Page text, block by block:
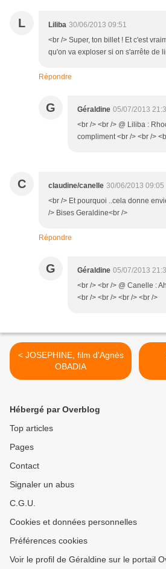
L Liliba 30/06/2013 09:51
<br /> Super, ton billet ! Et c'est
qu'on va exploser si on s'arrête de
Répondre
G Géraldine 05/07/2013
<br /> <br /> @ Liliba :
compliment <br /> <br />
C claudine/canelle 30/06/2013 09:05
<br /> Et pourquoi ..cela donne
/> Bises Geraldine<br />
Répondre
G Géraldine 05/07/2013
<br /> <br /> @ Canelle :
<br /> <br /> <br /> <br />
< JOSEPHINE, film d'Agnès
OBADIA
Hébergé par Overblog
Top articles
Pages
Contact
Signaler un abus
C.G.U.
Cookies et données personnelles
Préférences cookies
Voir le profil de Géraldine sur le portail